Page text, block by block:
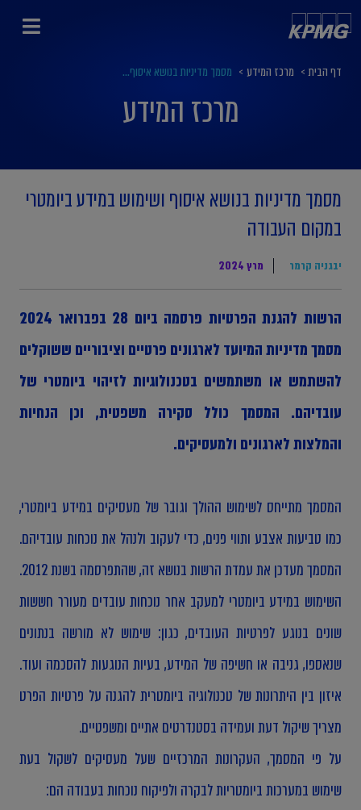
דף הבית > מרכז המידע > מסמך מדיניות בנושא איסוף...
מרכז המידע
מסמך מדיניות בנושא איסוף ושימוש במידע ביומטרי
במקום העבודה
יבגניה קרמר מרץ 2024
הרשות להגנת הפרטיות פרסמה ביום 28 בפברואר 2024
מסמך מדיניות המיועד לארגונים פרטיים וציבוריים ששוקלים
להשתמש או משתמשים בטכנולוגיות לזיהוי ביומטרי של
עובדיהם. המסמך כולל סקירה משפטית, וכן הנחיות
והמלצות לארגונים ולמעסיקים.
המסמך מתייחס לשימוש ההולך וגובר של מעסיקים במידע ביומטרי,
כמו טביעות אצבע ותווי פנים, כדי לעקוב ולנהל את נוכחות עובדיהם.
המסמך מעדכן את עמדת הרשות בנושא זה, שהתפרסמה בשנת 2012.
השימוש במידע ביומטרי למעקב אחר נוכחות עובדים מעורר חששות
שונים בנוגע לפרטיות העובדים, כגון: שימוש לא מורשה בנתונים
שנאספו, גניבה או חשיפה של המידע, בעיות הנוגעות להסכמה ועוד.
איזון בין היתרונות של טכנולוגיה ביומטרית להגנה על פרטיות הפרט
מצריך שיקול דעת ועמידה בסטנדרטים אתיים ומשפטיים.
על פי המסמך, העקרונות המרכזיים שעל מעסיקים לשקול בעת
שימוש במערכות ביומטריות לבקרה ולפיקוח נוכחות בעבודה הם: